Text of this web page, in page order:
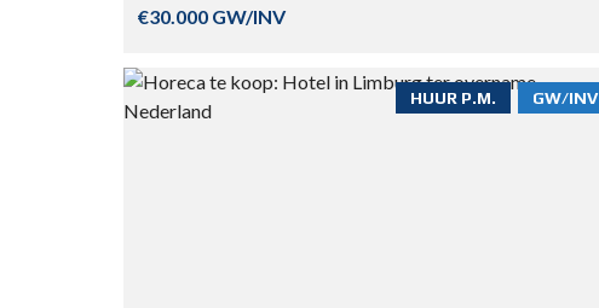
€30.000 GW/INV
GW/INV
HUUR P.M.